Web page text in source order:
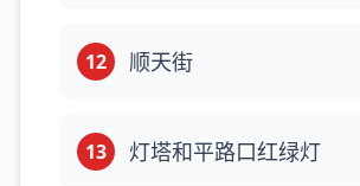
12 顺天街
13 灯塔和平路口红绿灯